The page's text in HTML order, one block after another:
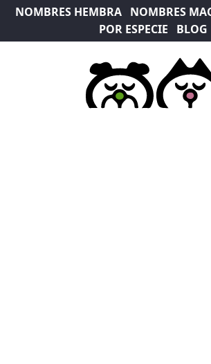
NOMBRES HEMBRA NOMBRES
POR ESPECIE
BLOG